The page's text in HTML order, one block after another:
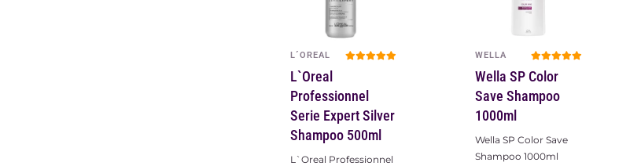
L´OREAL
L`Oreal
Professionnel
Serie Expert Silver
Shampoo 500ml
L`Oreal Professionnel
WELLA
Wella SP Color
Save Shampoo
1000ml
Wella SP Color Save
Shampoo 1000ml